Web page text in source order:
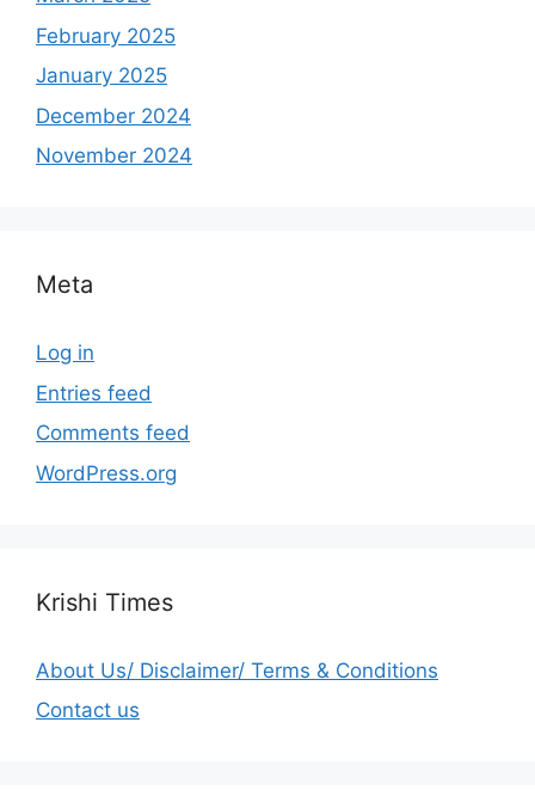
February 2025
January 2025
December 2024
November 2024
Meta
Log in
Entries feed
Comments feed
WordPress.org
Krishi Times
About Us/ Disclaimer/ Terms & Conditions
Contact us